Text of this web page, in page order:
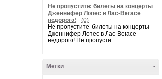
Не пропустите: билеты на концерты
Дженнифер Лопес в Лас-Вегасе
недорого! - (0)
Не пропустите: билеты на концерты
Дженнифер Лопес в Лас-Вегасе
недорого! Не пропусти...
-
Метки